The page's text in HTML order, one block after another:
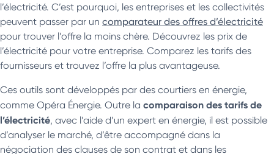
l’électricité. C’est pourquoi, les entreprises et les collectivités
peuvent passer par un comparateur des offres d’électricité
pour trouver l’offre la moins chère. Découvrez les prix de
l’électricité pour votre entreprise. Comparez les tarifs des
fournisseurs et trouvez l’offre la plus avantageuse.
Ces outils sont développés par des courtiers en énergie,
comme Opéra Énergie. Outre la comparaison des tarifs de
l’électricité, avec l’aide d’un expert en énergie, il est possible
d’analyser le marché, d’être accompagné dans la
négociation des clauses de son contrat et dans les